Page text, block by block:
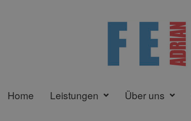
Home Leistungen Über uns